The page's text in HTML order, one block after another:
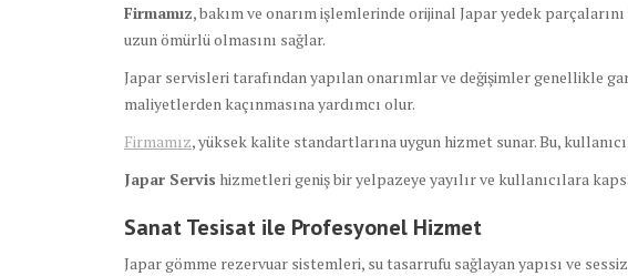
Firmamız, bakım ve onarım işlemlerinde orijinal Japar yedek
uzun ömürlü olmasını sağlar.
Japar servisleri tarafından yapılan onarımlar ve değişimler genellikle
maliyetlerden kaçınmasına yardımcı olur.
Firmamız, yüksek kalite standartlarına uygun hizmet sunar. Bu,
Japar Servis hizmetleri geniş bir yelpazeye yayılır ve kullanıcılara
Sanat Tesisat ile Profesyonel Hizmet
Japar gömme rezervuar sistemleri, su tasarrufu sağlayan yapısı ve